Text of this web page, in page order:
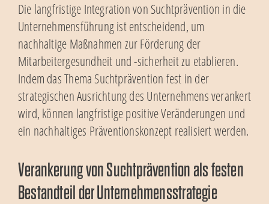
Die langfristige Integration von Suchtprävention in die
Unternehmensführung ist entscheidend, um
nachhaltige Maßnahmen zur Förderung der
Mitarbeitergesundheit und -sicherheit zu etablieren.
Indem das Thema Suchtprävention fest in der
strategischen Ausrichtung des Unternehmens verankert
wird, können langfristige positive Veränderungen und
ein nachhaltiges Präventionskonzept realisiert werden.
Verankerung von Suchtprävention als festen
Bestandteil der Unternehmensstrategie